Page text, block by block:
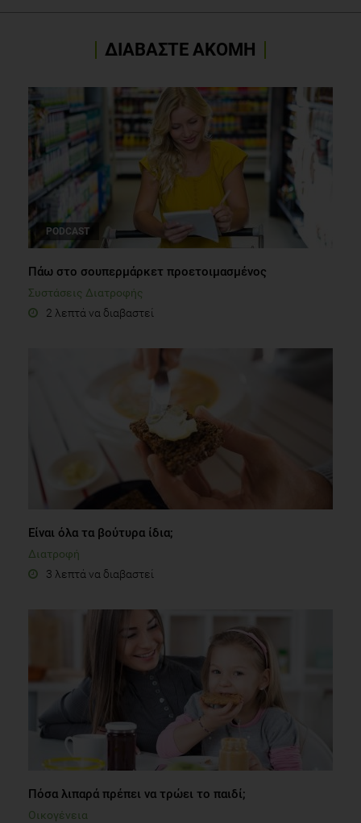
ΔΙΑΒΑΣΤΕ ΑΚΟΜΗ
PODCAST
Πάω στο σουπερμάρκετ προετοιμασμένος
Συστάσεις Διατροφής
2 λεπτά να διαβαστεί
Είναι όλα τα βούτυρα ίδια;
Διατροφή
3 λεπτά να διαβαστεί
Πόσα λιπαρά πρέπει να τρώει το παιδί;
Οικογένεια